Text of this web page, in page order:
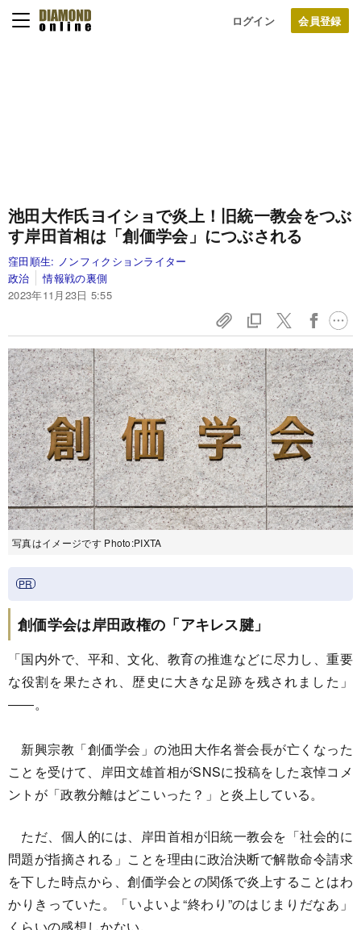
ログイン
池田大作氏ヨイショで炎上！旧統一教会をつぶ
す岸田首相は「創価学会」につぶされる
窪田順生: ノンフィクションライター
政治
情報戦の裏側
2023年11月23日 5:55
写真はイメージです Photo:PIXTA
創価学会は岸田政権の「アキレス腱」
「国内外で、平和、文化、教育の推進などに尽力し、重要
な役割を果たされ、歴史に大きな足跡を残されました」
――。
新興宗教「創価学会」の池田大作名誉会長が亡くなった
ことを受けて、岸田文雄首相がSNSに投稿をした哀悼コメ
ントが「政教分離はどこいった？」と炎上している。
ただ、個人的には、岸田首相が旧統一教会を「社会的に
問題が指摘される」ことを理由に政治決断で解散命令請求
を下した時点から、創価学会との関係で炎上することはわ
かりきっていた。「いよいよ“終わり”のはじまりだなあ」
くらいの感想しかない。